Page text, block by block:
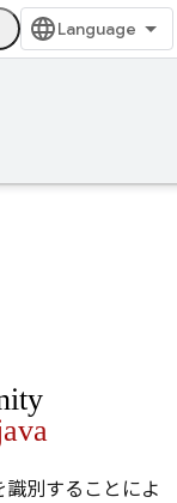
別することによ